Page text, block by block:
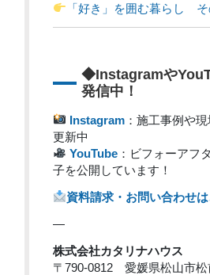
「好き」を囲む暮らし そ
◆Instagramや
発信中！
Instagram ：施工事例や
更新中
YouTube ：ビフォーアフ
子を公開しています！
資料請求・お問い合わせ
—
株式会社カタリナハウス
〒790-0812 愛媛県松山市松